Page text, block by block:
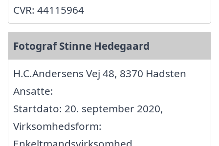
CVR: 44115964
Fotograf Stinne Hedegaard
H.C.Andersens Vej 48, 8370 Hadsten
Ansatte:
Startdato: 20. september 2020,
Virksomhedsform: